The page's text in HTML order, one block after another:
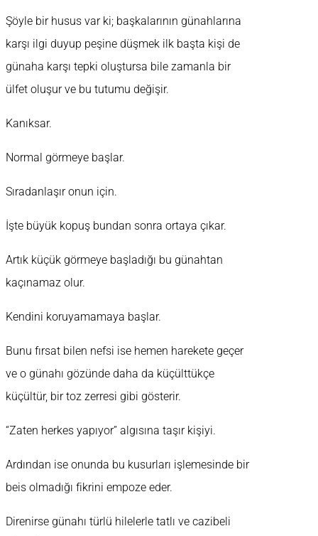
Şöyle bir husus var ki; başkalarının günahlarına
karşı ilgi duyup peşine düşmek ilk başta kişi de
günaha karşı tepki oluştursa bile zamanla bir
ülfet oluşur ve bu tutumu değişir.
Kanıksar.
Normal görmeye başlar.
Sıradanlaşır onun için.
İşte büyük kopuş bundan sonra ortaya çıkar.
Artık küçük görmeye başladığı bu günahtan
kaçınamaz olur.
Kendini koruyamamaya başlar.
Bunu fırsat bilen nefsi ise hemen harekete geçer
ve o günahı gözünde daha da küçülttükçe
küçültür, bir toz zerresi gibi gösterir.
“Zaten herkes yapıyor” algısına taşır kişiyi.
Ardından ise onunda bu kusurları işlemesinde bir
beis olmadığı fikrini empoze eder.
Direnirse günahı türlü hilelerle tatlı ve cazibeli